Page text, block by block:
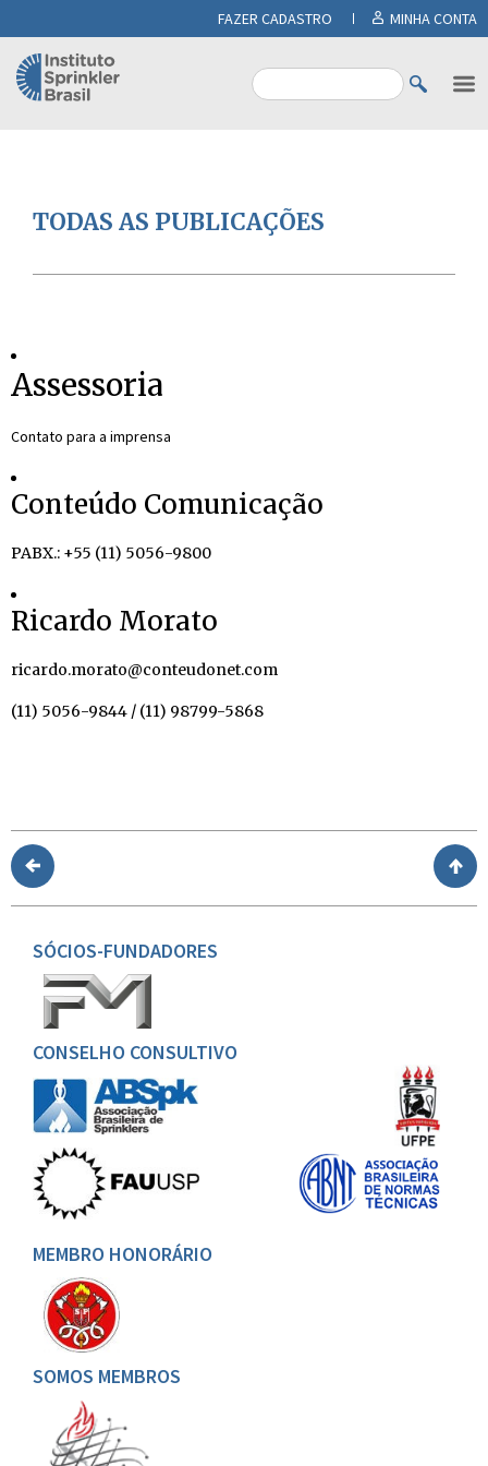
FAZER CADASTRO MINHA CONTA
TODAS AS PUBLICAÇÕES
Assessoria
Contato para a imprensa
Conteúdo Comunicação
PABX.: +55 (11) 5056-9800
Ricardo Morato
ricardo.morato@conteudonet.com
(11) 5056-9844 / (11) 98799-5868
SÓCIOS-FUNDADORES
CONSELHO CONSULTIVO
MEMBRO HONORÁRIO
SOMOS MEMBROS